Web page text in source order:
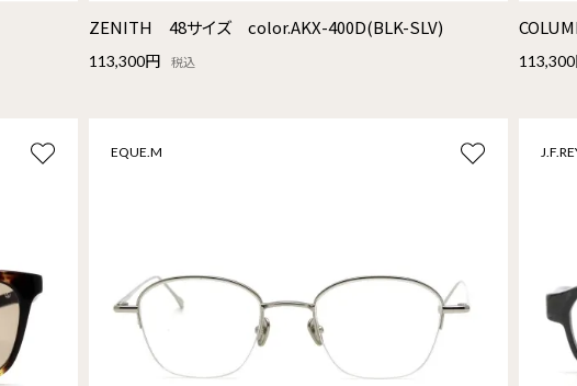
ZENITH 48サイズ color.AKX-400D(BLK-SLV)
113,300円 税込
EQUE.M